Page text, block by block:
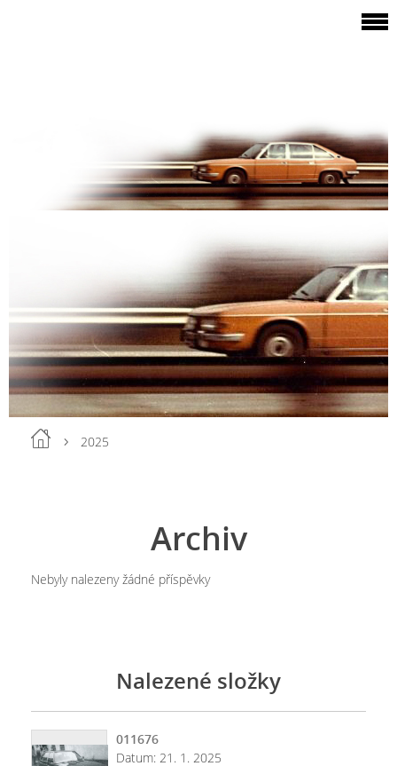
2025
Archiv
Nebyly nalezeny žádné příspěvky
Nalezené složky
011676
Datum: 21. 1. 2025